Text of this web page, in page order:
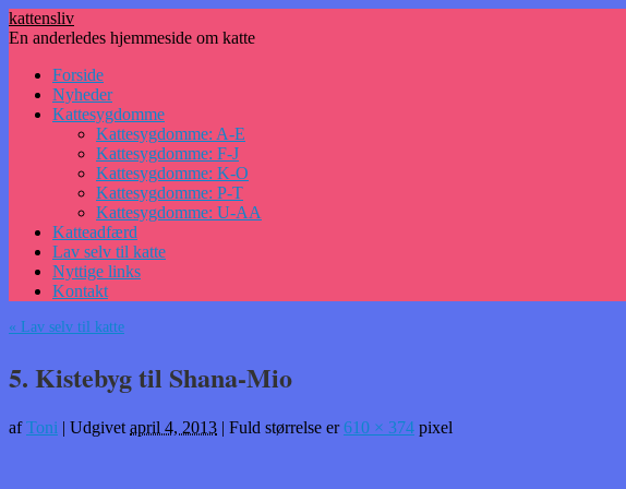
kattensliv
En anderledes hjemmeside om katte
Hop
indhold
Forside
Nyheder
Kattesygdomme
Kattesygdomme: A-E
Kattesygdomme: F-J
Kattesygdomme: K-O
Kattesygdomme: P-T
Kattesygdomme: U-AA
Katteadfærd
Lav selv til katte
Nyttige links
Kontakt
« Lav selv til katte
5. Kistebyg til Shana-Mio
af Toni | Udgivet april 4, 2013 | Fuld størrelse er610 × 374 pixel